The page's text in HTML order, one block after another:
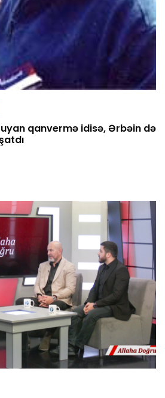
qanvermə idisə, Ərbəin də